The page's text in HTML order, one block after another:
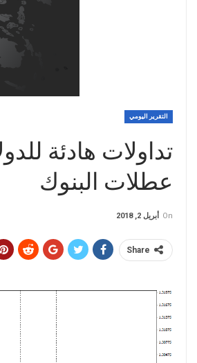
التقرير اليومي
تداولات هادئة
عطلات البنوك
On أبريل 2, 2018
Share